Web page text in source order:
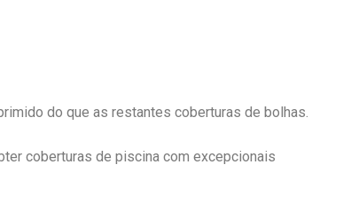
do que as restantes coberturas de bolhas.
coberturas de piscina com excepcionais